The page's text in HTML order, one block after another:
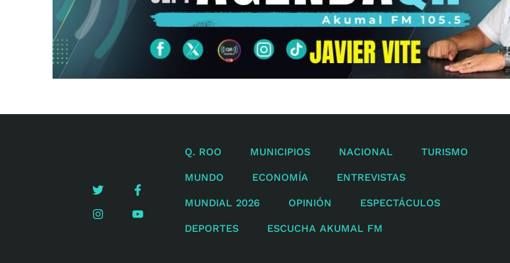
Q. ROO MUNICIPIOS NACIONAL TURISMO
MUNDO ECONOMÍA ENTREVISTAS
MUNDIAL 2026 OPINIÓN ESPECTÁCULOS
DEPORTES ESCUCHA AKUMAL FM